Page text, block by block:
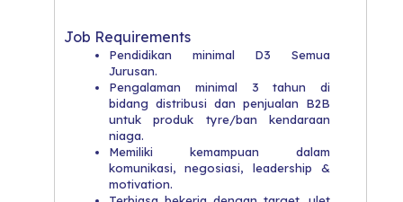
Job Requirements
Pendidikan minimal D3 Semua
Jurusan.
​Pengalaman minimal 3 tahun di
bidang distribusi dan penjualan B2B
untuk produk tyre/ban kendaraan
niaga.
​Memiliki kemampuan dalam
komunikasi, negosiasi, leadership &
motivation.